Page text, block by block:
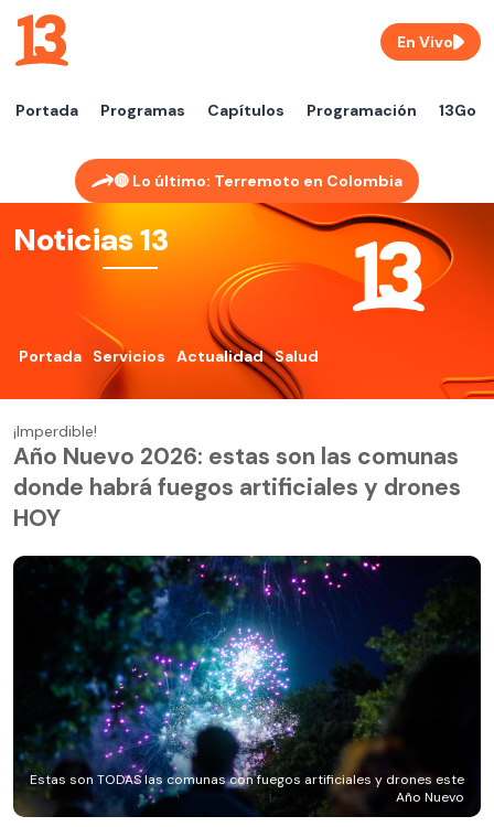
Portada Programas Capítulos Programación 13Go
En Vivo
🔴 Lo último: Terremoto en Colombia
Noticias 13
Portada Servicios Actualidad Salud
¡Imperdible!
Año Nuevo 2026: estas son las comunas
donde habrá fuegos artificiales y drones
HOY
Estas son TODAS las comunas con fuegos artificiales y drones este
Año Nuevo